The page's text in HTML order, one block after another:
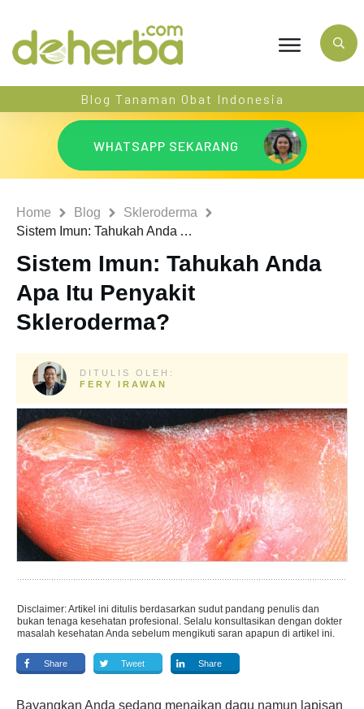
Blog Tanaman Obat Indonesia
WHATSAPP SEKARANG
Home Blog
Skleroderma
Sistem Imun: Tahukah Anda Apa Itu Penyakit Skleroderma?
Sistem Imun: Tahukah Anda
Apa Itu Penyakit
Skleroderma?
DITULIS OLEH:
FERY IRAWAN
Disclaimer: Artikel ini ditulis berdasarkan sudut pandang penulis dan
bukan tenaga kesehatan profesional. Selalu konsultasikan dengan dokter
masalah kesehatan Anda sebelum mengikuti saran apapun di artikel ini.
Share Tweet Share
Bayangkan Anda sedang menaikan dagu namun lapisan